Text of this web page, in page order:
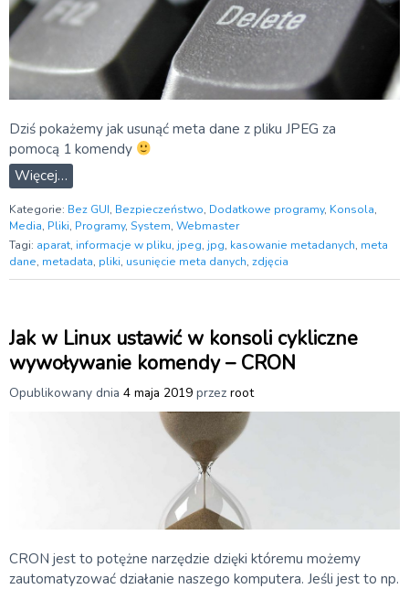
Dziś pokażemy jak usunąć meta dane z pliku JPEG za
pomocą 1 komendy
Więcej…
Kategorie: Bez GUI, Bezpieczeństwo, Dodatkowe programy, Konsola,
Media, Pliki, Programy, System, Webmaster
Tagi: aparat, informacje w pliku, jpeg, jpg, kasowanie metadanych, meta
dane, metadata, pliki, usunięcie meta danych, zdjęcia
Jak w Linux ustawić w konsoli cykliczne
wywoływanie komendy – CRON
Opublikowany dnia 4 maja 2019 przez root
CRON jest to potężne narzędzie dzięki któremu możemy
zautomatyzować działanie naszego komputera. Jeśli jest to np.